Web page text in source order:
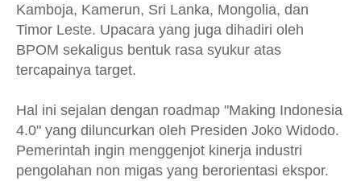
Kamboja, Kamerun, Sri Lanka, Mongolia, dan
Timor Leste. Upacara yang juga dihadiri oleh
BPOM sekaligus bentuk rasa syukur atas
tercapainya target.
Hal ini sejalan dengan roadmap "Making Indonesia
4.0" yang diluncurkan oleh Presiden Joko Widodo.
Pemerintah ingin menggenjot kinerja industri
pengolahan non migas yang berorientasi ekspor.